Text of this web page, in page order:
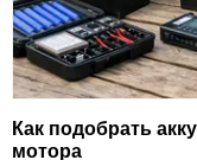
Как подобрать
мотора